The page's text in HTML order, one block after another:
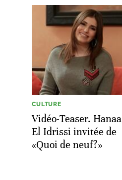
CULTURE
Vidéo-Teaser. Hanaa
El Idrissi invitée de
«Quoi de neuf?»